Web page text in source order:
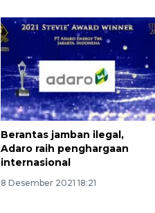
Berantas jamban ilegal,
Adaro raih penghargaan
internasional
8 Desember 2021 18:21